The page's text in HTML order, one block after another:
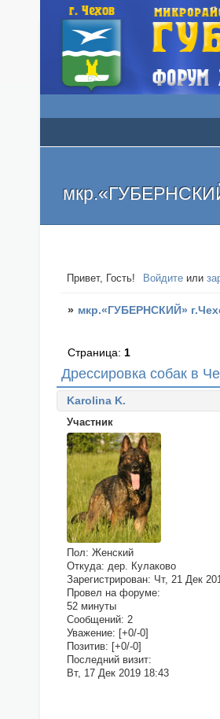
Привет, Гость! Войдите или
» мкр.«ГУБЕРНСКИЙ»
Дрессировка собак в
Страница: 1
Karolina K.
Участник
Пол: Женский
Откуда: дер. Кулаково
Зарегистрирован: Чт, 21 Дек
Провел на форуме:
52 минуты
Сообщений: 2
Уважение: [+0/-0]
Позитив: [+0/-0]
Последний визит:
Вт, 17 Дек 2019 18:43